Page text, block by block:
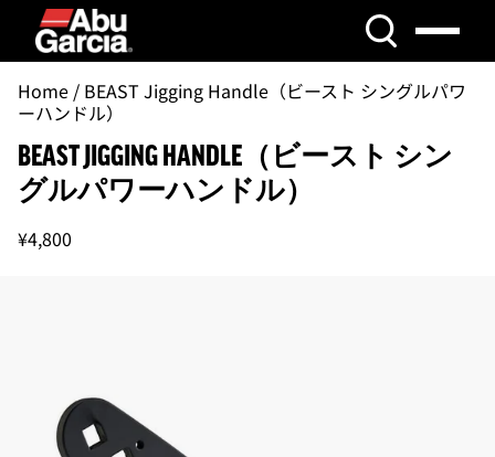
コンテンツにスキップ
Home / BEAST Jigging Handle（ビースト シングルパワ
ーハンドル）
BEAST JIGGING HANDLE（ビースト シン
グルパワーハンドル）
¥4,800